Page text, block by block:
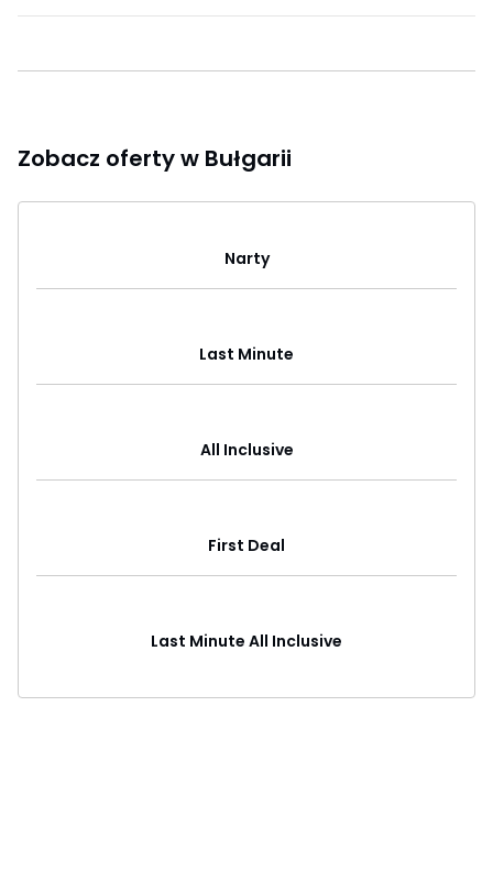
Zobacz oferty w Bułgarii
Narty
Last Minute
All Inclusive
First Deal
Last Minute All Inclusive